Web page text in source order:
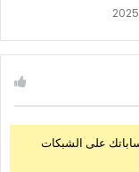
على الشبكات